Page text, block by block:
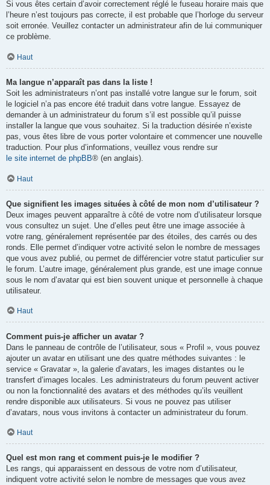
Si vous êtes certain d’avoir correctement réglé le fuseau horaire mais que
l’heure n’est toujours pas correcte, il est probable que l’horloge du serveur
soit erronée. Veuillez contacter un administrateur afin de lui communiquer
ce problème.
Haut
Ma langue n’apparaît pas dans la liste !
Soit les administrateurs n’ont pas installé votre langue sur le forum, soit
le logiciel n’a pas encore été traduit dans votre langue. Essayez de
demander à un administrateur du forum s’il est possible qu’il puisse
installer la langue que vous souhaitez. Si la traduction désirée n’existe
pas, vous êtes libre de vous porter volontaire et commencer une nouvelle
traduction. Pour plus d’informations, veuillez vous rendre sur
le site internet de phpBB® (en anglais).
Haut
Que signifient les images situées à côté de mon nom d’utilisateur ?
Deux images peuvent apparaître à côté de votre nom d’utilisateur lorsque
vous consultez un sujet. Une d’elles peut être une image associée à
votre rang, généralement représentée par des étoiles, des carrés ou des
ronds. Elle permet d’indiquer votre activité selon le nombre de messages
que vous avez publié, ou permet de différencier votre statut particulier sur
le forum. L’autre image, généralement plus grande, est une image connue
sous le nom d’avatar qui est bien souvent unique et personnelle à chaque
utilisateur.
Haut
Comment puis-je afficher un avatar ?
Dans le panneau de contrôle de l’utilisateur, sous « Profil », vous pouvez
ajouter un avatar en utilisant une des quatre méthodes suivantes : le
service « Gravatar », la galerie d’avatars, les images distantes ou le
transfert d’images locales. Les administrateurs du forum peuvent activer
ou non la fonctionnalité des avatars et des méthodes qu’ils veuillent
rendre disponible aux utilisateurs. Si vous ne pouvez pas utiliser
d’avatars, nous vous invitons à contacter un administrateur du forum.
Haut
Quel est mon rang et comment puis-je le modifier ?
Les rangs, qui apparaissent en dessous de votre nom d’utilisateur,
indiquent votre activité selon le nombre de messages que vous avez